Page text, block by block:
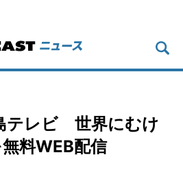
テレビ 世界にむけ
無料WEB配信